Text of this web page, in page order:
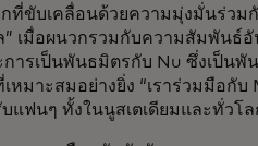
ที่ขับเคลื่อนด้วยความมุ่งมั่นร่ว
เมื่อผนวกรวมกับความสัมพันธ์
การเป็นพันธมิตรกับ Nu ซึ่งเป็น
เหมาะสมอย่างยิ่ง “เราร่วมมือกั
แฟนๆ ทั้งในนูสเตเดียมและทั่วโล